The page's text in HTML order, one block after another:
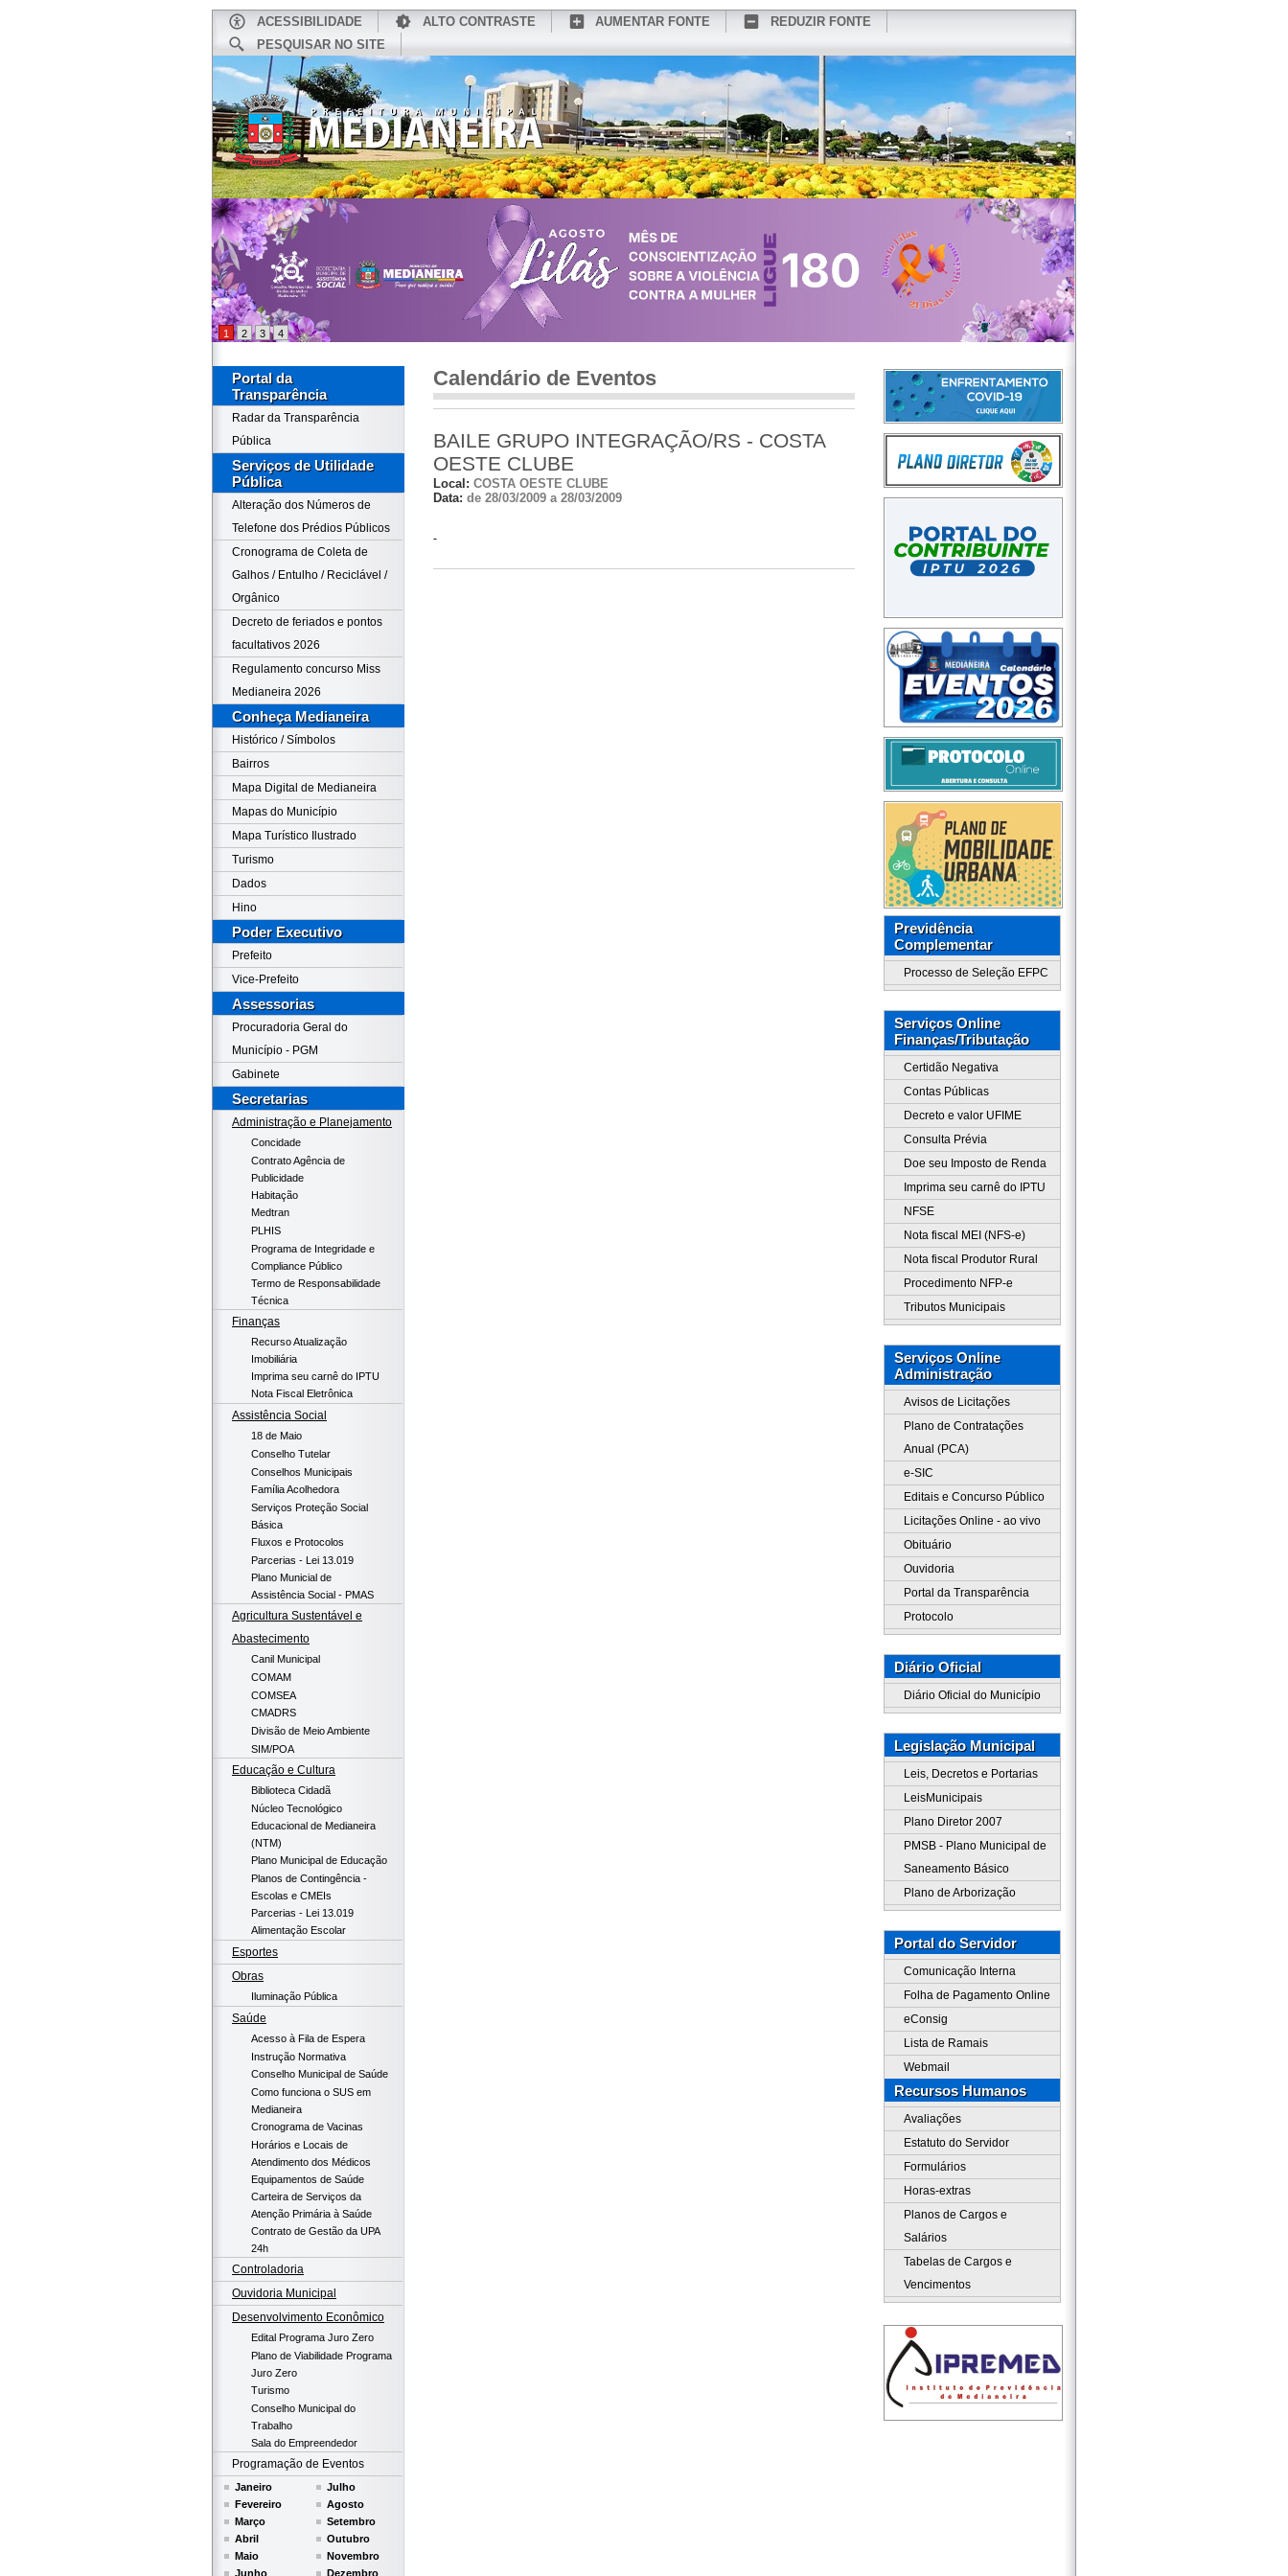
ACESSIBILIDADE ALTO CONTRASTE AUMENTAR FONTE
REDUZIR FONTE
PESQUISAR NO SITE
CONHEÇA MEDIANEIRA REDES SOCIAIS WEBMAIL
1 2 3 4
Portal da
Transparência
Radar da Transparência
Pública
Serviços de Utilidade
Pública
Alteração dos Números de
Telefone dos Prédios Públicos
Cronograma de Coleta de
Galhos / Entulho / Reciclável /
Orgânico
Decreto de feriados e pontos
facultativos 2026
Regulamento concurso Miss
Medianeira 2026
Conheça Medianeira
Histórico / Símbolos
Bairros
Mapa Digital de Medianeira
Mapas do Município
Mapa Turístico Ilustrado
Turismo
Dados
Hino
Poder Executivo
Prefeito
Vice-Prefeito
Assessorias
Procuradoria Geral do
Município - PGM
Gabinete
Secretarias
Administração e Planejamento
Concidade
Contrato Agência de
Publicidade
Habitação
Medtran
PLHIS
Programa de Integridade e
Compliance Público
Termo de Responsabilidade
Técnica
Finanças
Recurso Atualização
Imobiliária
Imprima seu carnê do IPTU
Nota Fiscal Eletrônica
Assistência Social
18 de Maio
Conselho Tutelar
Conselhos Municipais
Família Acolhedora
Serviços Proteção Social
Básica
Fluxos e Protocolos
Parcerias - Lei 13.019
Plano Municial de
Assistência Social - PMAS
Agricultura Sustentável e
Abastecimento
Canil Municipal
COMAM
COMSEA
CMADRS
Divisão de Meio Ambiente
SIM/POA
Educação e Cultura
Biblioteca Cidadã
Núcleo Tecnológico
Educacional de Medianeira
(NTM)
Plano Municipal de Educação
Planos de Contingência -
Escolas e CMEIs
Parcerias - Lei 13.019
Alimentação Escolar
Esportes
Obras
Iluminação Pública
Saúde
Acesso à Fila de Espera
Instrução Normativa
Conselho Municipal de Saúde
Como funciona o SUS em
Medianeira
Cronograma de Vacinas
Horários e Locais de
Atendimento dos Médicos
Equipamentos de Saúde
Carteira de Serviços da
Atenção Primária à Saúde
Contrato de Gestão da UPA
24h
Controladoria
Ouvidoria Municipal
Desenvolvimento Econômico
Edital Programa Juro Zero
Plano de Viabilidade Programa
Juro Zero
Turismo
Conselho Municipal do
Trabalho
Sala do Empreendedor
Programação de Eventos
Janeiro
Fevereiro
Março
Abril
Maio
Junho
Julho
Agosto
Setembro
Outubro
Novembro
Dezembro
Calendário de Eventos
BAILE GRUPO INTEGRAÇÃO/RS - COSTA
OESTE CLUBE
Local: COSTA OESTE CLUBE
Data: de 28/03/2009 a 28/03/2009
-
Previdência
Complementar
Processo de Seleção EFPC
Serviços Online
Finanças/Tributação
Certidão Negativa
Contas Públicas
Decreto e valor UFIME
Consulta Prévia
Doe seu Imposto de Renda
Imprima seu carnê do IPTU
NFSE
Nota fiscal MEI (NFS-e)
Nota fiscal Produtor Rural
Procedimento NFP-e
Tributos Municipais
Serviços Online
Administração
Avisos de Licitações
Plano de Contratações
Anual (PCA)
e-SIC
Editais e Concurso Público
Licitações Online - ao vivo
Obituário
Ouvidoria
Portal da Transparência
Protocolo
Diário Oficial
Diário Oficial do Município
Legislação Municipal
Leis, Decretos e Portarias
LeisMunicipais
Plano Diretor 2007
PMSB - Plano Municipal de
Saneamento Básico
Plano de Arborização
Portal do Servidor
Comunicação Interna
Folha de Pagamento Online
eConsig
Lista de Ramais
Webmail
Recursos Humanos
Avaliações
Estatuto do Servidor
Formulários
Horas-extras
Planos de Cargos e
Salários
Tabelas de Cargos e
Vencimentos